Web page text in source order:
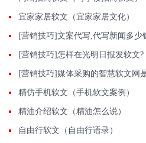
宜家家居软文（宜家家居文化）
[营销技巧]文案代写,代写新闻多少
[营销技巧]怎样在光明日报发软文?
精仿手机软文（手机软文案例）
精油介绍软文（精油怎么说）
自由行软文（自由行语录）